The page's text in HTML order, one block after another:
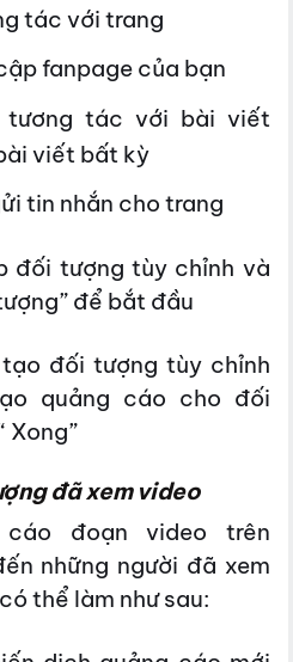
tác với trang
fanpage của bạn
tương tác với bài viết
viết bất kỳ
tin nhắn cho trang
đối tượng tùy chỉnh và
để bắt đầu
đối tượng tùy chỉnh
quảng cáo cho đối
Xong”
đã xem video
cáo đoạn video trên
những người đã xem
thể làm như sau: